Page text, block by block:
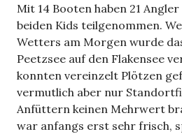
Mit 14 Booten haben 21
beiden Kids teilgenommen.
Wetters am Morgen wurde
Peetzsee auf den Flakensee
konnten vereinzelt Plötzen
vermutlich aber nur
Anfüttern keinen Mehrwert
war anfangs erst sehr frisch,